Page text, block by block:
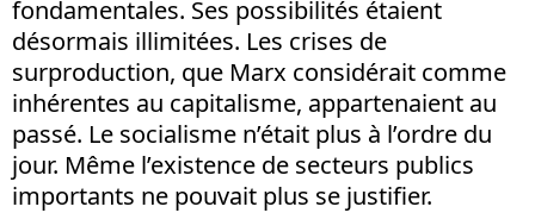
fondamentales. Ses possibilités étaient
désormais illimitées. Les crises de
surproduction, que Marx considérait comme
inhérentes au capitalisme, appartenaient au
passé. Le socialisme n’était plus à l’ordre du
jour. Même l’existence de secteurs publics
importants ne pouvait plus se justifier.